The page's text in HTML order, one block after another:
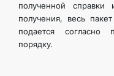
полученной справки
получения, весь
подается согласно
порядку.